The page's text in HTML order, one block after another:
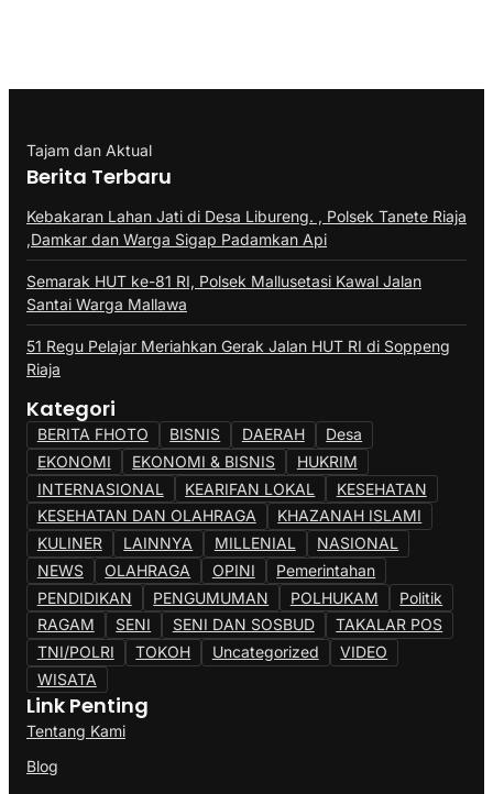
Tajam dan Aktual
Berita Terbaru
Kebakaran Lahan Jati di Desa Libureng. , Polsek Tanete Riaja
,Damkar dan Warga Sigap Padamkan Api
Semarak HUT ke-81 RI, Polsek Mallusetasi Kawal Jalan
Santai Warga Mallawa
51 Regu Pelajar Meriahkan Gerak Jalan HUT RI di Soppeng
Riaja
Kategori
BERITA FHOTO BISNIS DAERAH
Desa
EKONOMI
EKONOMI & BISNIS
HUKRIM
INTERNASIONAL
KEARIFAN LOKAL
KESEHATAN
KESEHATAN DAN OLAHRAGA
KHAZANAH ISLAMI
KULINER
LAINNYA MILLENIAL
NASIONAL
NEWS
OLAHRAGA OPINI
Pemerintahan
PENDIDIKAN
PENGUMUMAN POLHUKAM
Politik
RAGAM
SENI SENI DAN SOSBUD
TAKALAR POS
TNI/POLRI
TOKOH Uncategorized
VIDEO
WISATA
Link Penting
Tentang Kami
Blog